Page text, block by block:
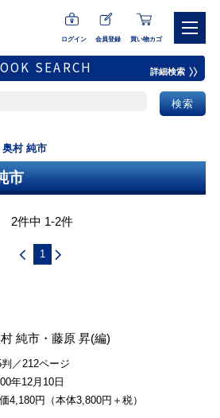
ログイン 会員登録 買い物カゴ
SEARCH 詳細検索
村 純市
市
2件中 1-2件
1
純市 ・藤原 昇(編)
／212ページ
年12月10日
4,180円（本体3,800円＋税）